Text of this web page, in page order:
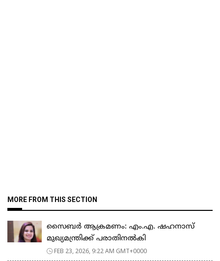
MORE FROM THIS SECTION
സൈബർ ആക്രമണം: എം.എ. ഷഹനാസ്
മുഖ്യമന്ത്രിക്ക് പരാതിനൽകി
FEB 23, 2026, 9:22 AM GMT+0000